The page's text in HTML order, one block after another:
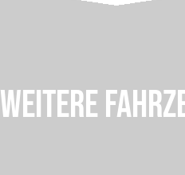
WEITERE